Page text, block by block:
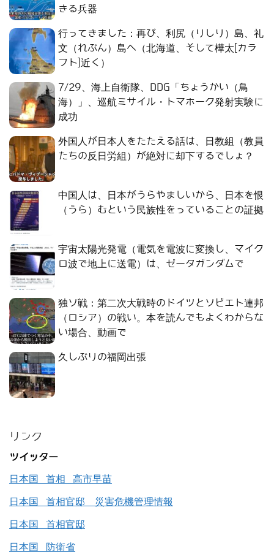
きる兵器
行ってきました：再び、利尻（りしり）島、礼
文（れぶん）島へ（北海道、そして樺太[カラ
フト]近く）
7/29、海上自衛隊、DDG「ちょうかい（鳥
海）」、巡航ミサイル・トマホーク発射実験に
成功
外国人が日本人をたたえる話は、日教組（教員
たちの反日労組）が絶対に却下するでしょ？
中国人は、日本がうらやましいから、日本を恨
（うら）むという民族性をっていることの証拠
宇宙太陽光発電（電気を電波に変換し、マイク
ロ波で地上に送電）は、ゼータガンダムで
独ソ戦：第二次大戦時のドイツとソビエト連邦
（ロシア）の戦い。本を読んでもよくわからな
い場合、動画で
久しぶりの福岡出張
リンク
ツイッター
日本国 首相 高市早苗
日本国 首相官邸 災害危機管理情報
日本国 首相官邸
日本国 防衛省